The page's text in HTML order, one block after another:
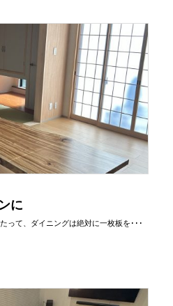
に
って、ダイニングは絶対に一枚板を･･･